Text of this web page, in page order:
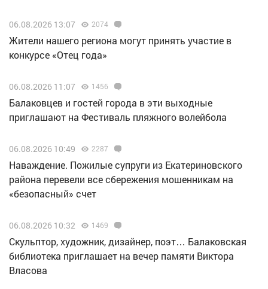
06.08.2026 13:07 2074
Жители нашего региона могут принять участие в
конкурсе «Отец года»
06.08.2026 11:07 1456
Балаковцев и гостей города в эти выходные
приглашают на Фестиваль пляжного волейбола
06.08.2026 10:49 2287
Наваждение. Пожилые супруги из Екатериновского
района перевели все сбережения мошенникам на
«безопасный» счет
06.08.2026 10:32 1469
Скульптор, художник, дизайнер, поэт… Балаковская
библиотека приглашает на вечер памяти Виктора
Власова